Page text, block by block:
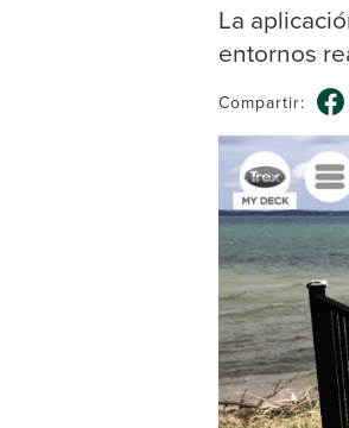
La
entornos
Compartir: